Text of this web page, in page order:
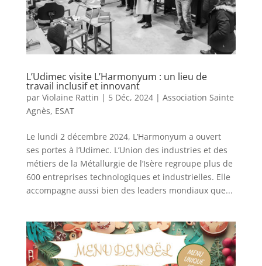
L’Udimec visite L’Harmonyum : un lieu de
travail inclusif et innovant
par Violaine Rattin | 5 Déc, 2024| Association Sainte
Agnès, ESAT
Le lundi 2 décembre 2024, L’Harmonyum a ouvert
ses portes à l’Udimec. L’Union des industries et des
métiers de la Métallurgie de l’Isère regroupe plus de
600 entreprises technologiques et industrielles. Elle
accompagne aussi bien des leaders mondiaux que...